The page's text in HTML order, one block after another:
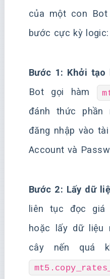
của một con
bước cực kỳ logic:
Bước 1: Khởi
Bot gọi hàm
đánh thức phần
đăng nhập vào
Account và
Bước 2: Lấy dữ
liên tục đọc giá
hoặc lấy dữ liệu
cây nến quá